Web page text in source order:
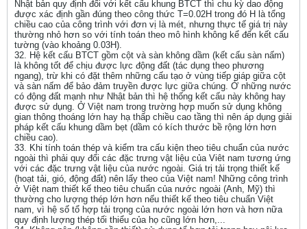
Nhật bản quy định đối với kết cấu khung BTCT thì chu kỳ dao động
được xác định gần đúng theo công thức T=0.02H trong đó H là tổng
chiều cao của công trình với đơn vị là mét, nhưng thực tế giá trị này
thường nhỏ hơn so với tính toán theo mô hình không kể đến kết cấu
tường (vào khoảng 0.03H).
32. Hệ kết cấu BTCT gồm cột và sàn không dầm (kết cấu sàn nấm)
là không tốt để chịu được lực động đất (tác dụng theo phương
ngang), trừ khi có đặt thêm những cấu tạo ở vùng tiếp giáp giữa cột
và sàn nấm để bảo đảm truyền được lực giữa chúng. Ở những nước
có động đất mạnh như Nhật bản thì hệ thống kết cấu này không hay
được sử dụng. Ở Việt nam trong trường hợp muốn sử dụng không
gian thông thoáng lớn hay hạ thấp chiều cao tầng thì nên áp dụng giải
pháp kết cấu khung dầm bẹt (dầm có kích thước bề rộng lớn hơn
chiều cao).
33. Khi tính toán thép và kiểm tra cấu kiện theo tiêu chuẩn của nước
ngoài thì phải quy đổi các đặc trưng vật liệu của Viêt nam tương ứng
với các đặc trưng vật liệu của nước ngoài. Giá trị tải trọng thiết kế
(hoạt tải, gió, động đất) nên lấy theo của Việt nam! Những công trình
ở Việt nam thiết kế theo tiêu chuẩn của nước ngoài (Anh, Mỹ) thì
thường cho lượng thép lớn hơn nếu thiết kế theo tiêu chuẩn Việt
nam, vì hệ số tổ hợp tải trọng của nước ngoài lớn hơn và hơn nữa
quy định lượng thép tối thiểu của họ cũng lớn hơn,...